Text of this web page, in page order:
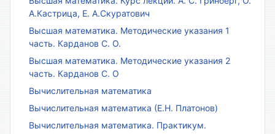
А.Кастрица, Е. А.Скуратович
Высшая математика. Методические указания 1
часть. Карданов С. О.
Высшая математика. Методические указания 2
часть. Карданов С. О
Вычислительная математика
Вычислительная математика (Е.Н. Платонов)
Вычислительная математика. Практикум.